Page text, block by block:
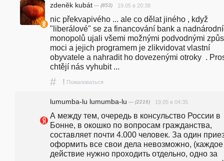
zdeněk kubát — (853) 19.05 в 20:38
nic překvapivého ... ale co dělat jiného , když
"liberálové" se za financování bank a
monopolů ujali všemi možnými podvodnými
moci a jejich programem je zlikvidovat vlastní
obyvatele a nahradit ho dovezenými otroky  .
chtějí nás vyhubit ...
# ! Пожаловаться
lumumba-lu lumumba-lu — (2216) 19.05 в 04:35
А между тем, очередь в консульство России в
Бонне, в окошко по вопросам гражданства,
составляет почти 4.000 человек. За один
оформить все свои дела невозможно, (каждое
действие нужно проходить отдельно, одно за